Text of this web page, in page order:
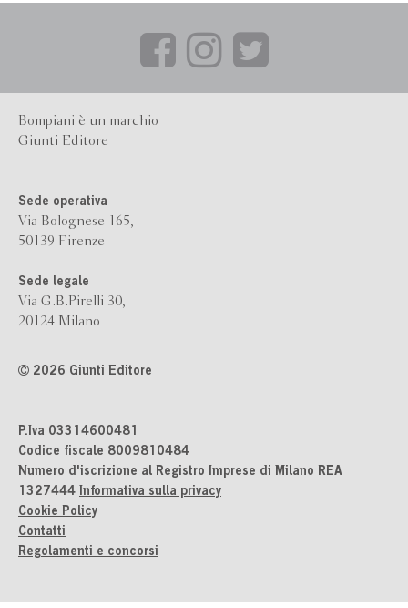
Bompiani è un marchio
Giunti Editore
Sede operativa
Via Bolognese 165,
50139 Firenze
Sede legale
Via G.B.Pirelli 30,
20124 Milano
2026 Giunti Editore
P.Iva 03314600481
Codice fiscale 8009810484
Numero d'iscrizione al Registro Imprese di Milano REA
1327444 Informativa sulla privacy
Cookie Policy
Contatti
Regolamenti e concorsi